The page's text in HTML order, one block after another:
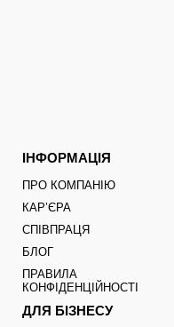
ІНФОРМАЦІЯ
ПРО КОМПАНІЮ
КАРʼЄРА
СПІВПРАЦЯ
БЛОГ
ПРАВИЛА
КОНФІДЕНЦІЙНОСТІ
ДЛЯ БІЗНЕСУ